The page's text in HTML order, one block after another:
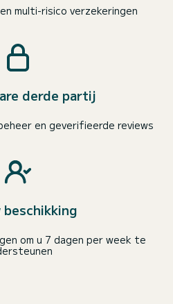
multi-risico verzekeringen
derde partij
en geverifieerde reviews
beschikking
om u 7 dagen per week te